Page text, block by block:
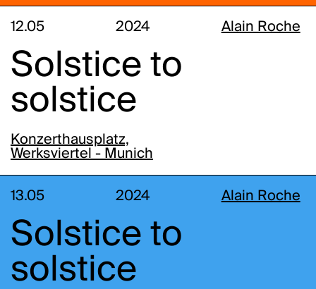
12.05 2024 Alain Roche
Solstice to
solstice
Konzerthausplatz,
Werksviertel - Munich
13.05 2024 Alain Roche
Solstice to
solstice